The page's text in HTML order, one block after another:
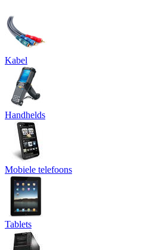
Kabel
Handhelds
Mobiele telefoons
Tablets